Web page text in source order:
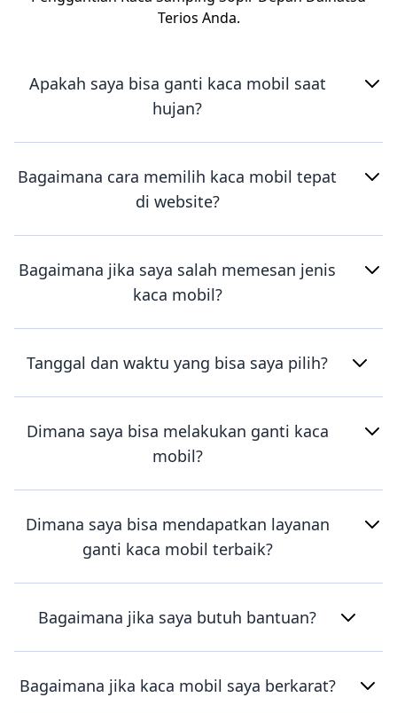
Terios Anda.
Apakah saya bisa ganti kaca mobil saat
hujan?
Bagaimana cara memilih kaca mobil tepat
di website?
Bagaimana jika saya salah memesan jenis
kaca mobil?
Tanggal dan waktu yang bisa saya pilih?
Dimana saya bisa melakukan ganti kaca
mobil?
Dimana saya bisa mendapatkan layanan
ganti kaca mobil terbaik?
Bagaimana jika saya butuh bantuan?
Bagaimana jika kaca mobil saya berkarat?